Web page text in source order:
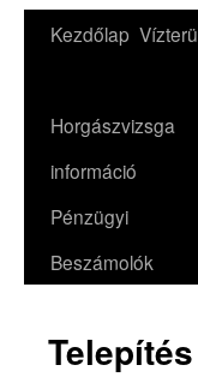
Kilépés
tartalomba
Kezdőlap
Horgászvizsga
információ
Pénzügyi
Beszámolók